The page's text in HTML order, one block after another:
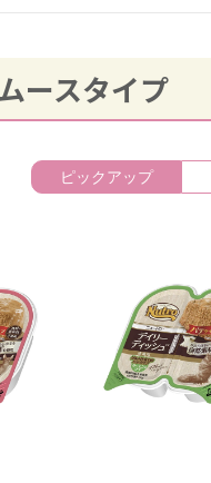
ースタイプ
ピックアップ